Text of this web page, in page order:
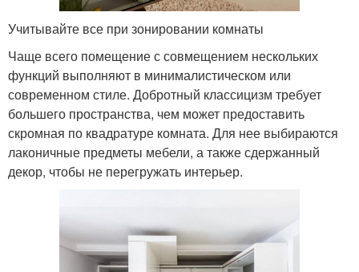
Учитывайте все при зонировании комнаты
Чаще всего помещение с совмещением нескольких
функций выполняют в минималистическом или
современном стиле. Добротный классицизм требует
большего пространства, чем может предоставить
скромная по квадратуре комната. Для нее выбираются
лаконичные предметы мебели, а также сдержанный
декор, чтобы не перегружать интерьер.